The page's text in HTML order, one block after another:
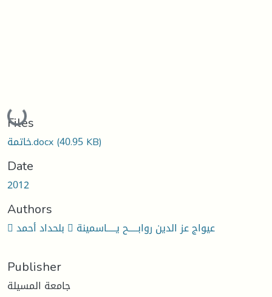
Loading...
Files
خاتمة.docx(40.95 KB)
Date
2012
Authors
 بلحداد أحمد  عيواج عز الدين روابـــــح يـــــاسمينة
Publisher
جامعة المسيلة